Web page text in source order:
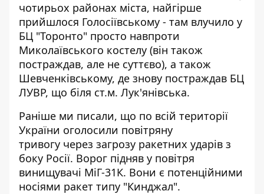
чотирьох районах міста, найгірше
прийшлося Голосіївському - там влучило у
БЦ "Торонто" просто навпроти
Миколаївського костелу (він також
постраждав, але не суттєво), а також
Шевченківському, де знову постраждав БЦ
ЛУВР, що біля ст.м. Лук'янівська.
Раніше ми писали, що по всій території
України оголосили повітряну
тривогу через загрозу ракетних ударів з
боку Росії. Ворог підняв у повітря
винищувачі МіГ-31К. Вони є потенційними
носіями ракет типу "Кинджал".